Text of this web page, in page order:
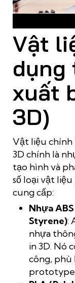
Vật
dụng
xuất
3D)
Vật liệu
3D chính là
tạo hình và
số loại vật
cung cấp:
Nhựa
Styrene):
nhựa
in 3D. Nó
công, phù
prototype